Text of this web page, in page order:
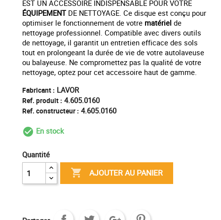
EST UN ACCESSOIRE INDISPENSABLE POUR VOTRE
ÉQUIPEMENT DE NETTOYAGE. Ce disque est conçu pour
optimiser le fonctionnement de votre matériel de
nettoyage professionnel. Compatible avec divers outils
de nettoyage, il garantit un entretien efficace des sols
tout en prolongeant la durée de vie de votre autolaveuse
ou balayeuse. Ne compromettez pas la qualité de votre
nettoyage, optez pour cet accessoire haut de gamme.
Fabricant : LAVOR
Ref. produit : 4.605.0160
Ref. constructeur : 4.605.0160
check_circle_outline
En stock
Quantité
 AJOUTER AU PANIER